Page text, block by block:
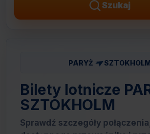
PARYŻ
Bilety lotnicze
SZTOKHOLM
Sprawdź szczegóły
Szukaj